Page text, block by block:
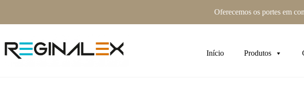
Oferecemos os portes em
Início Produtos